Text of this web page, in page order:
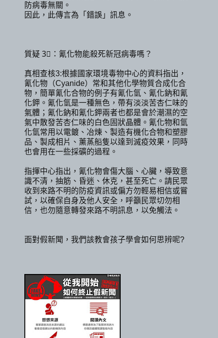
防病毒無關。
因此，此傳言為「錯誤」訊息。
質疑 3⃣：氰化物能殺死新冠病毒嗎？
真相查核3:根據國家環境毒物中心的資料指出，
氰化物（Cyanide）常和其他化學物質合成化合
物，簡單氰化合物的例子有氰化氫、氰化鈉和氰
化鉀。氰化氫是一種無色，帶有淡淡苦杏仁味的
氣體；氰化鈉和氰化鉀兩者也都是會於潮濕的空
氣中散發苦杏仁味的白色固狀晶體。氰化物和氫
化氫常用以電鍍、冶煉、製造有機化合物和塑膠
品、製成相片、薰蒸船隻以達到滅疫效果，同時
也會用在一些採礦的過程。
指揮中心指出，氰化物會傷大腦、心臟，導致意
識不清，抽筋、昏迷、休克，甚至死亡。請民眾
收到來路不明的防疫資訊或偏方勿輕易相信或嘗
試，以確保自身及他人安全，呼籲民眾切勿相
信，也勿隨意轉發來路不明訊息，以免觸法。
面對假新聞，我們該教會孩子學會如何思辨呢?